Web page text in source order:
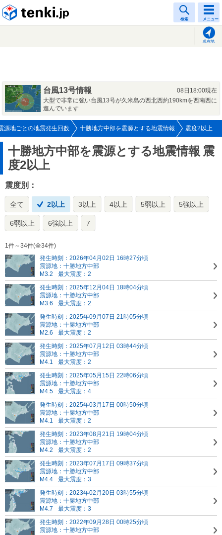
検索 メニュー
現在地
台風13号情報
08日18:00現在
大型で非常に強い台風13号が久米島の西北西約190kmを西南西に
進んでいます
源地ごとの地震発生回数 十勝地方中部を震源とする地震情報 震度2以上
十勝地方中部を震源とする地震情報 震
度2以上
震度別：
全て 2以上 3以上 4以上 5弱以上 5強以上
6弱以上 6強以上 7
1件～34件(全34件)
発生時刻：2026年04月02日 16時27分頃
震源地：十勝地方中部
M3.2
最大震度：2
発生時刻：2025年12月04日 18時04分頃
震源地：十勝地方中部
M3.6
最大震度：2
発生時刻：2025年09月07日 21時05分頃
震源地：十勝地方中部
M2.6
最大震度：2
発生時刻：2025年07月12日 03時44分頃
震源地：十勝地方中部
M4.1
最大震度：2
発生時刻：2025年05月15日 22時06分頃
震源地：十勝地方中部
M4.5
最大震度：4
発生時刻：2025年03月17日 00時50分頃
震源地：十勝地方中部
M4.1
最大震度：2
発生時刻：2023年08月21日 19時04分頃
震源地：十勝地方中部
M4.2
最大震度：2
発生時刻：2023年07月17日 09時37分頃
震源地：十勝地方中部
M4.4
最大震度：3
発生時刻：2023年02月20日 03時55分頃
震源地：十勝地方中部
M4.7
最大震度：3
発生時刻：2022年09月28日 00時25分頃
震源地：十勝地方中部